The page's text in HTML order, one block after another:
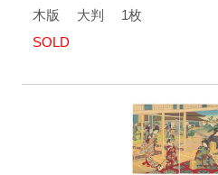
木版 大判 1枚
SOLD